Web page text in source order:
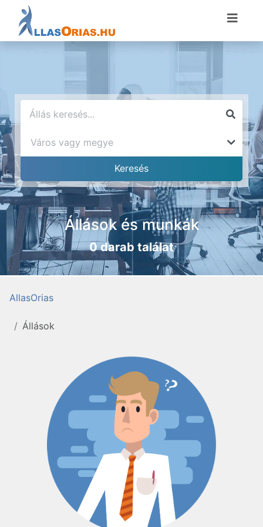
Állások és munkák
0 darab találat
AllasOrias
Állások